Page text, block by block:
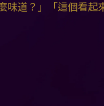
味道？」「這個看起